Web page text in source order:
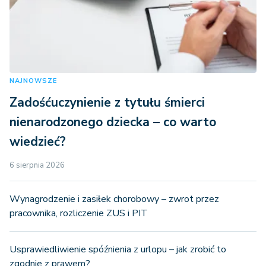
NAJNOWSZE
Zadośćuczynienie z tytułu śmierci
nienarodzonego dziecka – co warto
wiedzieć?
6 sierpnia 2026
Wynagrodzenie i zasiłek chorobowy – zwrot przez
pracownika, rozliczenie ZUS i PIT
Usprawiedliwienie spóźnienia z urlopu – jak zrobić to